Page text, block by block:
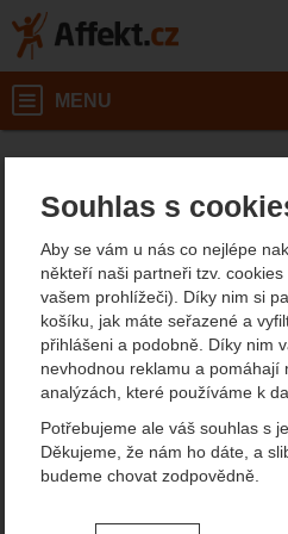
Souhlas s
Aby se vám u nás co nejlépe
někteří naši partneři tzv.
vašem prohlížeči). Díky nim si
košíku, jak máte seřazené a
přihlášeni a podobně. Díky nim
nevhodnou reklamu a pomáhají
analýzách, které používáme k
Potřebujeme ale váš souhlas s
Děkujeme, že nám ho dáte, a
budeme chovat zodpovědně.
Nastavení souhlasů
MENU
Sea To
Travel Liquid
Wash 89 ml
Fotografie